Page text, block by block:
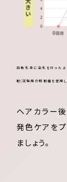
白色毛束に染毛を行った上
射(試験用の照射機を使用
ヘアカラー
発色ケアをプ
ましょう。